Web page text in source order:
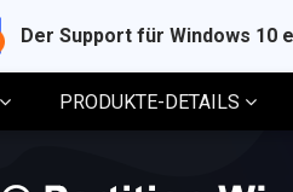
Der Support für Windows 10
PRODUKTE-DETAILS